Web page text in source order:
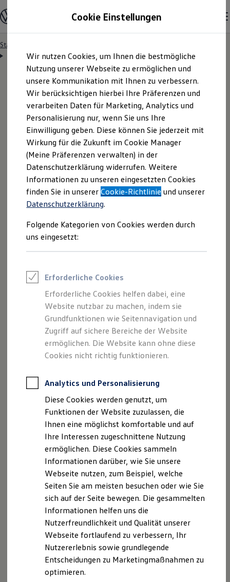
Hauptinhalt
springen
Footer
springen
Modelle & Konfigurator
Nutzfahrzeugkategorien entdecken
Modelle konfigurieren
Vorgängermodelle und Oldtimer
Vorgängermodelle
Oldtimer
Bulli Historie
Branchenlösungen & Gewerbekunden
Umbaulösungen und Hersteller finden
Auf- und Umbauten entdecken & konfigurieren
Groß- und Sonderkunden
Großkunden
Kommunen & Behörden
Journalisten
Sportvereine
Branchenlösungen
Bau & Handwerk
Gewerbliche Personenbeförderung
Service & mobile Werkstätten
Kurier, Logistik & Handel
Kühlfahrzeuge
Feuerwehr
ONE Business ID Vorteile
Fahrzeuge online kaufen
Digitaler Marktplatz
Kauf & Finanzierung
Online-Fahrzeugbewertung
Aktionen & Angebote
E-Auto-Förderung
Für Privatkunden
Für Gewerbekunden
Profi Paket
ProfiPartner für Gebrauchtwagen
Finanzierung
Für Privatkunden
Für Gewerbekunden
Leasing
Für Privatkunden
Für Gewerbekunden
Versicherungen & Garantien
Garantien
Kfz-Versicherung für Nutzfahrzeuge
Restschuldversicherung
Wartungsverträge
Besitzer & Service
Reparatur & Service
Sommer-Special
Reparatur, Pflege & Inspektion
Servicetermin anfragen
Service-Vorteile bei Volkswagen Nutzfahrzeuge
ServicePlus
Economy Service
Räder & Reifen Service
Startseite
Servicetermin anfragen
Servicetermin bequem
online anfragen
Nutzen Sie unser Onlineformular, um schnell und
unkompliziert einen Servicetermin bei Ihrem
Volkswagen NutzfahrzeugePartner anzufragen.
Cookie Einstellungen
Wir nutzen Cookies, um Ihnen die bestmögliche
Nutzung unserer Webseite zu ermöglichen und
unsere Kommunikation mit Ihnen zu verbessern.
Wir berücksichtigen hierbei Ihre Präferenzen und
verarbeiten Daten für Marketing, Analytics und
Personalisierung nur, wenn Sie uns Ihre
Einwilligung geben. Diese können Sie jederzeit mit
Wirkung für die Zukunft im Cookie Manager
(Meine Präferenzen verwalten) in der
Datenschutzerklärung widerrufen. Weitere
Informationen zu unseren eingesetzten Cookies
finden Sie in unsererCookie-Richtlinie und unserer
Datenschutzerklärung.
Folgende Kategorien von Cookies werden durch
uns eingesetzt:
Erforderliche Cookies
Erforderliche Cookies helfen dabei, eine
Website nutzbar zu machen, indem sie
Grundfunktionen wie Seitennavigation und
Zugriff auf sichere Bereiche der Website
ermöglichen. Die Website kann ohne diese
Cookies nicht richtig funktionieren.
Analytics und Personalisierung
Diese Cookies werden genutzt, um
Funktionen der Website zuzulassen, die
Ihnen eine möglichst komfortable und auf
Ihre Interessen zugeschnittene Nutzung
ermöglichen. Diese Cookies sammeln
Informationen darüber, wie Sie unsere
Webseite nutzen, zum Beispiel, welche
Seiten Sie am meisten besuchen oder wie Sie
sich auf der Seite bewegen. Die gesammelten
Informationen helfen uns die
Nutzerfreundlichkeit und Qualität unserer
Webseite fortlaufend zu verbessern, Ihr
Nutzererlebnis sowie grundlegende
Entscheidungen zu Marketingmaßnahmen zu
optimieren.